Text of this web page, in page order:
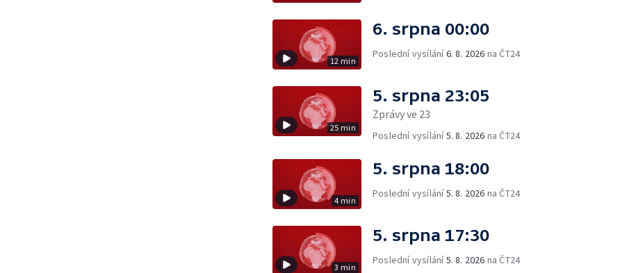
12 min
6. srpna 00:00
Poslední vysílání6. 8. 2026 na ČT24
25 min
5. srpna 23:05
Zprávy ve 23
Poslední vysílání5. 8. 2026 na ČT24
4 min
5. srpna 18:00
Poslední vysílání5. 8. 2026 na ČT24
3 min
5. srpna 17:30
Poslední vysílání5. 8. 2026 na ČT24